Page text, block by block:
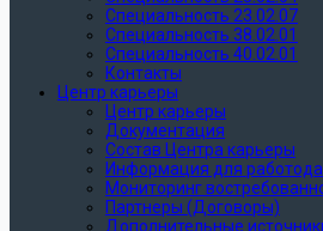
Специальность 23.02.07
Специальность 38.02.01
Специальность 40.02.01
Контакты
Центр карьеры
Центр карьеры
Документация
Состав Центра карьеры
Информация для
Мониторинг
Партнеры (Договоры)
Дополнительные